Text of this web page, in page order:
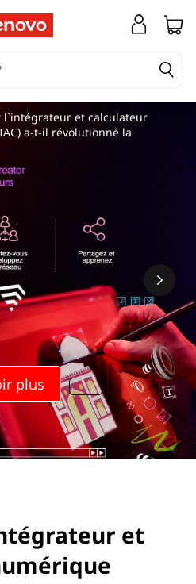
plus
l`intégrateur et calculateur
a-t-il révolutionné la
et